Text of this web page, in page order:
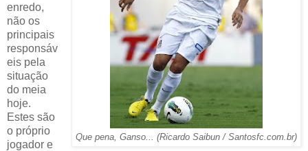
Que pena, Ganso... (Ricardo Saibun / Santosfc.com.br)
enredo,
não os
principais
responsáv
eis pela
situação
do meia
hoje.
Estes são
o próprio
jogador e